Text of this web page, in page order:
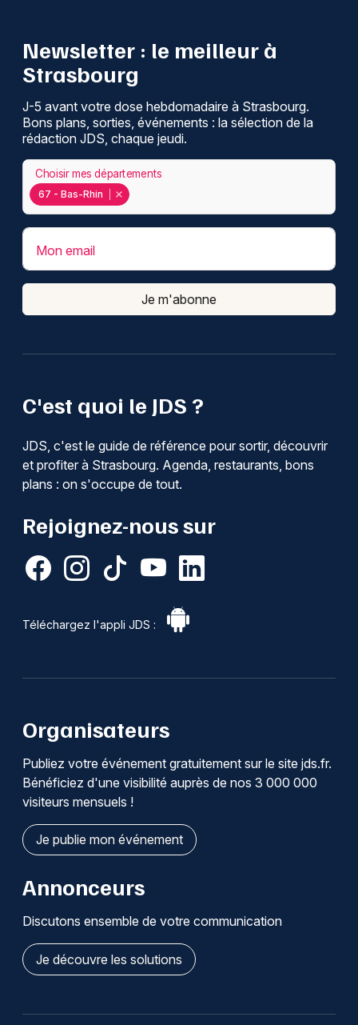
C'est quoi le JDS ?
JDS, c'est le guide de référence pour sortir, découvrir
et profiter à Strasbourg. Agenda, restaurants, bons
plans : on s'occupe de tout.
Rejoignez-nous sur
Téléchargez l'appli JDS :
Newsletter : le meilleur à
Strasbourg
J-5 avant votre dose hebdomadaire à Strasbourg.
Bons plans, sorties, événements : la sélection de la
rédaction JDS, chaque jeudi.
67 - Bas-Rhin
Choisir mes départements
Mon email
Je m'abonne
Organisateurs
Publiez votre événement gratuitement sur le site jds.fr.
Bénéficiez d'une visibilité auprès de nos 3 000 000
visiteurs mensuels !
Je publie mon événement
Annonceurs
Discutons ensemble de votre communication
Je découvre les solutions